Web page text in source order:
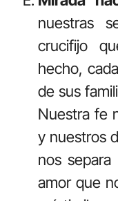
nuestras
crucifijo
hecho,
de sus
Nuestra fe
y nuestros
nos
amor que